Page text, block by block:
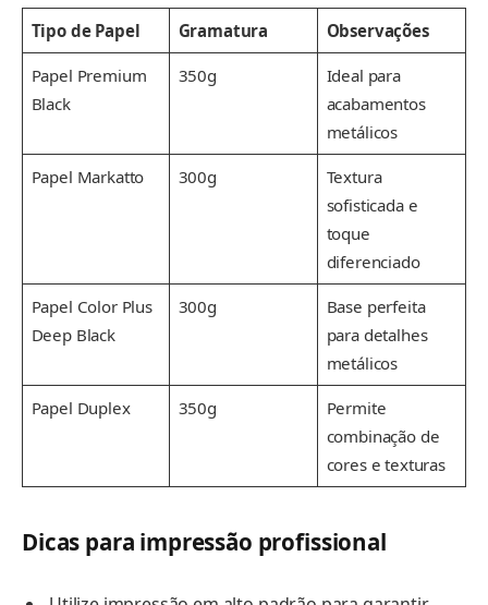
Tipo de Papel Gramatura Observações
Papel Premium
Black
350g
Ideal para
acabamentos
metálicos
Papel Markatto 300g
Textura
sofisticada e
toque
diferenciado
Papel Color Plus
Deep Black
300g
Base perfeita
para detalhes
metálicos
Papel Duplex 350g
Permite
combinação de
cores e texturas
Dicas para impressão profissional